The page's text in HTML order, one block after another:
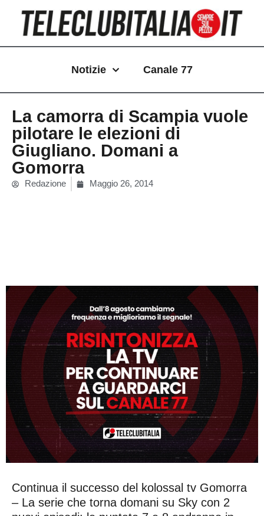
contenuto
Notizie Canale 77
La camorra di Scampia vuole
pilotare le elezioni di
Giugliano. Domani a
Gomorra
Redazione Maggio 26, 2014
Continua il successo del kolossal tv Gomorra
– La serie che torna domani su Sky con 2